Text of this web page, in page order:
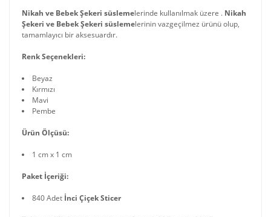
Nikah ve Bebek Şekeri süslemelerinde kullanılmak üzere . Nikah
Şekeri ve Bebek Şekeri süslemelerinin vazgeçilmez ürünü olup,
tamamlayıcı bir aksesuardır.
Renk Seçenekleri:
Beyaz
Kırmızı
Mavi
Pembe
Ürün Ölçüsü:
1 cm x 1 cm
Paket İçeriği:
840 Adet İnci Çiçek Sticer